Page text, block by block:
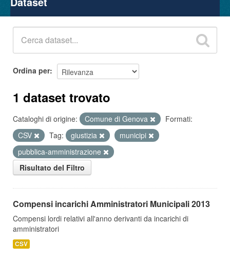
Gruppi
Ordina per
1 dataset trovato
Cataloghi di origine: Comune di Genova
Formati:
CSV
Tag: giustizia
municipi
pubblica-amministrazione
Risultato del Filtro
Compensi incarichi Amministratori Municipali 2013
Compensi lordi relativi all'anno derivanti da incarichi di
amministratori
CSV